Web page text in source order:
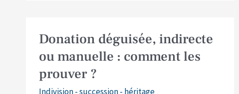
Donation déguisée, indirecte
ou manuelle : comment les
prouver ?
Indivision - succession - héritage
Donation
indirecte
ou
manuelle